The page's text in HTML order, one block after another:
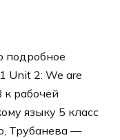
подробное
Unit 2: We are
к рабочей
языку 5 класс
Трубанева —